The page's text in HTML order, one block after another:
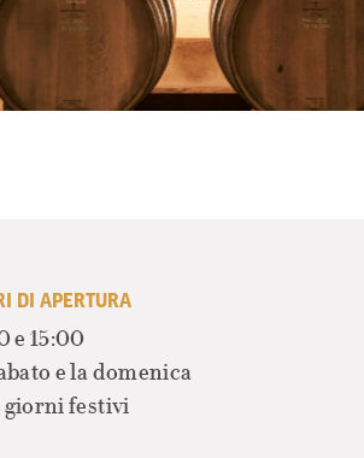
DI APERTURA
e 15:00
e la domenica
giorni festivi